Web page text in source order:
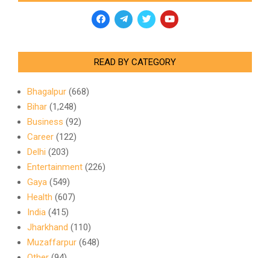
READ BY CATEGORY
Bhagalpur (668)
Bihar (1,248)
Business (92)
Career (122)
Delhi (203)
Entertainment (226)
Gaya (549)
Health (607)
India (415)
Jharkhand (110)
Muzaffarpur (648)